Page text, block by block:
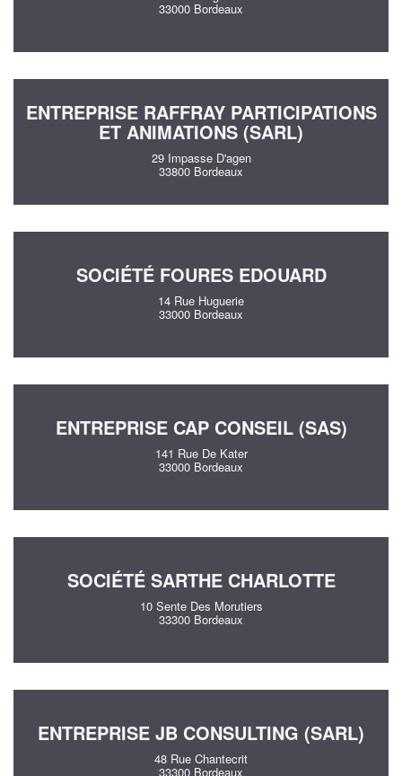
33000 Bordeaux
ENTREPRISE RAFFRAY PARTICIPATIONS
ET ANIMATIONS (SARL)
29 Impasse D'agen
33800 Bordeaux
SOCIÉTÉ FOURES EDOUARD
14 Rue Huguerie
33000 Bordeaux
ENTREPRISE CAP CONSEIL (SAS)
141 Rue De Kater
33000 Bordeaux
SOCIÉTÉ SARTHE CHARLOTTE
10 Sente Des Morutiers
33300 Bordeaux
ENTREPRISE JB CONSULTING (SARL)
48 Rue Chantecrit
33300 Bordeaux